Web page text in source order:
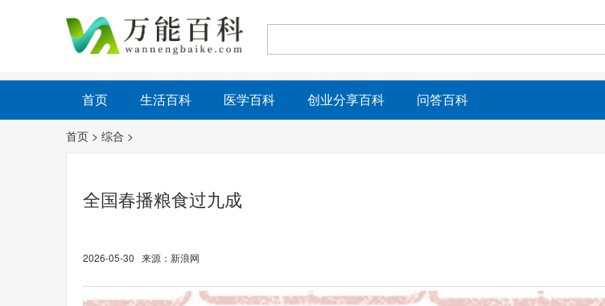
首页 生活百科 医学百科 创业分享百科 问答百科
首页 > 综合 >
全国春播粮食过九成
2026-05-30 来源：新浪网